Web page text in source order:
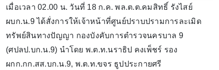
เมื่อเวลา 02.00 น. วันที่ 18 ก.ค. พล.ต.ต.คมสิทธิ์ รังไสย์
ผบก.น.9 ได้สั่งการให้เจ้าหน้าที่ศูนย์ปราบปรามการละเมิด
ทรัพย์สินทางปัญญา กองบังคับการตำรวจนครบาล 9
(ศปลป.บก.น.9) นำโดย พ.ต.ท.นราธิป คงเพ็ชร์ รอง
ผกก.กก.สส.บก.น.9, พ.ต.ท.ขจร ธูปประกายศรี